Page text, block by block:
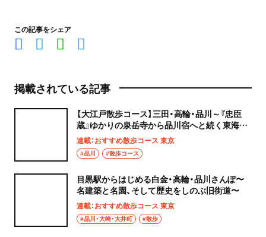
この記事をシェア
掲載されている記事
【大江戸散歩コース】三田・高輪・品川～『忠臣
蔵』ゆかりの泉岳寺から品川宿へと続く東海道
散歩～
連載：おすすめ散歩コース 東京
#品川 #散歩コース
目黒駅からはじめる白金・高輪・品川さんぽ〜
名建築と名園、そして歴史をしのぶ旧街道〜
連載：おすすめ散歩コース 東京
#品川・大崎・大井町 #散歩